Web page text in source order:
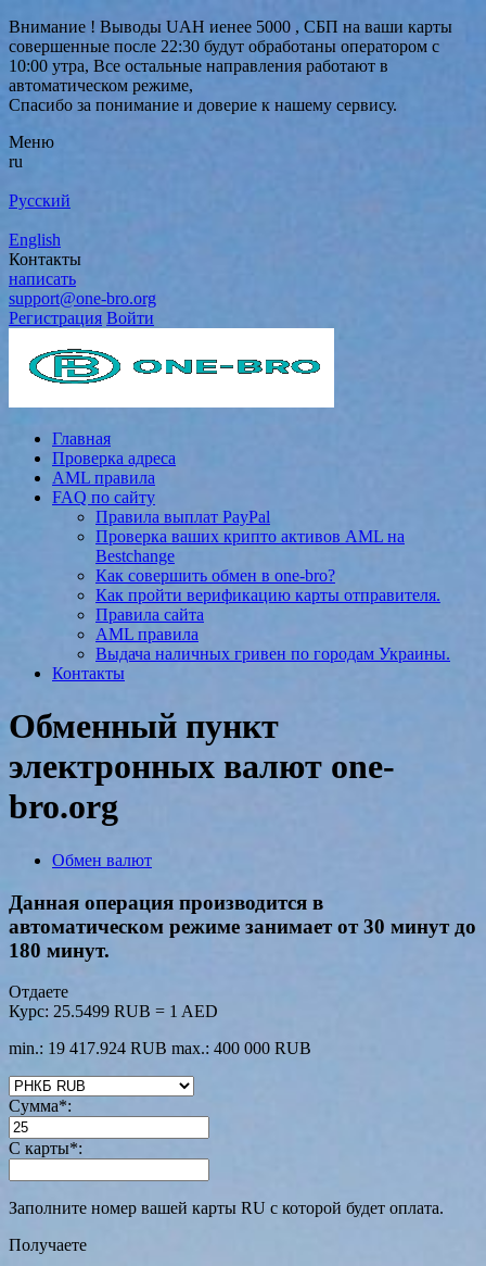
Внимание ! Выводы UAH иенее 5000 , СБП на ваши карты
совершенные после 22:30 будут обработаны оператором с
10:00 утра, Все остальные направления работают в
автоматическом режиме,
Спасибо за понимание и доверие к нашему сервису.
Меню
ru
Русский
English
Контакты
написать
support@one-bro.org
Регистрация Войти
Главная
Проверка адреса
AML правила
FAQ по сайту
Правила выплат PayPal
Проверка ваших крипто активов AML на
Bestchange
Как совершить обмен в one-bro?
Как пройти верификацию карты отправителя.
Правила сайта
AML правила
Выдача наличных гривен по городам Украины.
Контакты
Обменный пункт
электронных валют one-
bro.org
Обмен валют
Данная операция производится в
автоматическом режиме занимает от 30 минут до
180 минут.
Отдаете
Курс: 25.5499 RUB = 1 AED
min.: 19 417.924 RUB max.: 400 000 RUB
Сумма*:
С карты*:
Заполните номер вашей карты RU с которой будет оплата.
Получаете